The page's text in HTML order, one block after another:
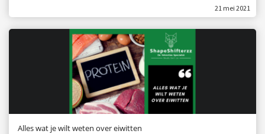
21 mei 2021
Alles wat je wilt weten over eiwitten